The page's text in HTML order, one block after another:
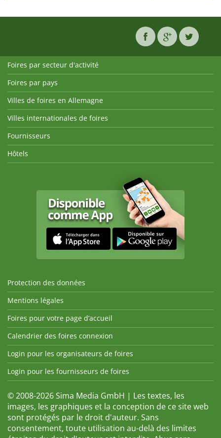
Foires par secteur d'activité
Foires par pays
Villes de foires en Allemagne
Villes internationales de foires
Fournisseurs
Hôtels
Protection des données
Mentions légales
Foires pour votre page d’accueil
Calendrier des foires connexion
Login pour les organisateurs de foires
Login pour les fournisseurs de foires
© 2008-2026 Sima Media GmbH | Les textes, les
images, les graphiques et la conception de ce site web
sont protégés par le droit d'auteur. Sans
consentement, toute utilisation au-delà des limites